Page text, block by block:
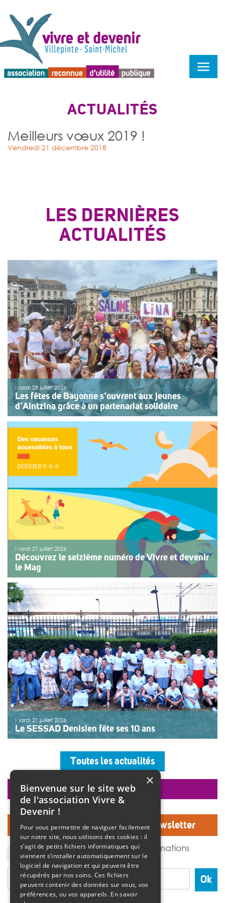
ACTUALITÉS
Meilleurs vœux 2019 !
Vendredi 21 décembre 2018
LES DERNIÈRES
ACTUALITÉS
Mardi 28 juillet 2026
Les fêtes de Bayonne s’ouvrent aux jeunes
d’Aintzina grâce à un partenariat solidaire
Une organisation collective au service de l’inclusion
Depuis sept ans, l’association ouvre le premier jour des
fêtes de Bayonne à une structure accompagnant des
enfants ou des adolescents en situation de handicap
ou de fragilité. Cette année, le choix […]
>>Lire la suite
Mardi 21 juillet 2026
Découvrez le seizième numéro de Vivre et devenir
le Mag
Le numéro du mois de juillet 2026 de Vivre et devenir, Le
Mag, vient de paraître. Le dossier central se concentre
sur les vacances pour tous. Vivre et devenir a lancé un
plan d’action afin de rendre les vacances accessibles
[…]
>>Lire la suite
Mardi 21 juillet 2026
Le SESSAD Denisien fête ses 10 ans
accueillaient les invités autour d’un buffet, dans une
ambiance musicale live assurée par un groupe de
musiciens. Christine Manadi, directrice du SESSAD
depuis sa création, est revenue sur l’histoire […]
>>Lire la suite
Toutes les actualités
Inscrivez-vous à notre Newsletter
J'accepte de recevoir des informations
de l'association Vivre et devenir.
Ok
faire un don
×
Bienvenue sur le site web
de l'association Vivre &
Devenir !
Pour vous permettre de naviguer facilement
sur notre site, nous utilisons des cookies : il
s’agit de petits fichiers informatiques qui
viennent s’installer automatiquement sur le
logiciel de navigation et qui peuvent être
récupérés par nos soins. Ces fichiers
peuvent contenir des données sur vous, vos
préférences, ou vos appareils. En savoir